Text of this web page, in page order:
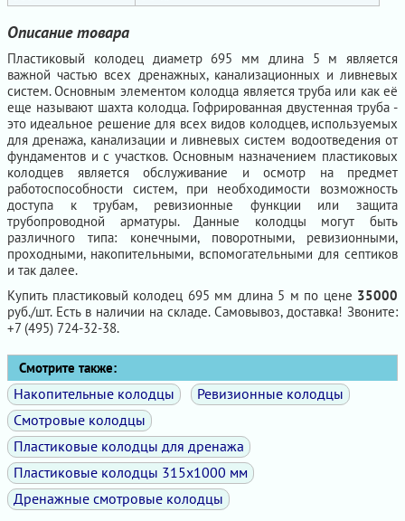
Описание товара
Пластиковый колодец диаметр 695 мм длина 5 м является
важной частью всех дренажных, канализационных и ливневых
систем. Основным элементом колодца является труба или как её
еще называют шахта колодца. Гофрированная двустенная труба -
это идеальное решение для всех видов колодцев, используемых
для дренажа, канализации и ливневых систем водоотведения от
фундаментов и с участков. Основным назначением пластиковых
колодцев является обслуживание и осмотр на предмет
работоспособности систем, при необходимости возможность
доступа к трубам, ревизионные функции или защита
трубопроводной арматуры. Данные колодцы могут быть
различного типа: конечными, поворотными, ревизионными,
проходными, накопительными, вспомогательными для септиков
и так далее.
Купить пластиковый колодец 695 мм длина 5 м по цене 35000
руб./шт. Есть в наличии на складе. Самовывоз, доставка! Звоните:
+7 (495) 724-32-38.
Смотрите также:
Накопительные колодцы
Ревизионные колодцы
Смотровые колодцы
Пластиковые колодцы для дренажа
Пластиковые колодцы 315х1000 мм
Дренажные смотровые колодцы